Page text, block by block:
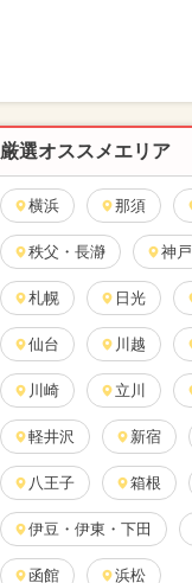
厳選オススメエリア
横浜 那須
秩父・長瀞 神戸
札幌 日光
仙台 川越
川崎 立川
軽井沢 新宿
八王子 箱根
伊豆・伊東・下田
函館 浜松